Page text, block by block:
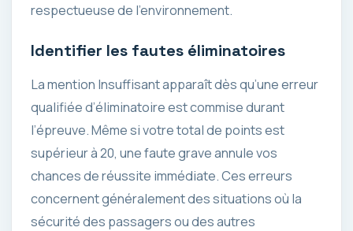
respectueuse de l’environnement.
Identifier les fautes éliminatoires
La mention Insuffisant apparaît dès qu’une erreur
qualifiée d’éliminatoire est commise durant
l’épreuve. Même si votre total de points est
supérieur à 20, une faute grave annule vos
chances de réussite immédiate. Ces erreurs
concernent généralement des situations où la
sécurité des passagers ou des autres